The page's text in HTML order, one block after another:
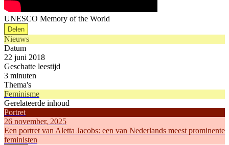
UNESCO Memory of the World
Delen
Nieuws
Datum
22 juni 2018
Geschatte leestijd
3 minuten
Thema's
Feminisme
Gerelateerde inhoud
Portret
26 november, 2025
Een portret van Aletta Jacobs: een van Nederlands meest prominente
feministen